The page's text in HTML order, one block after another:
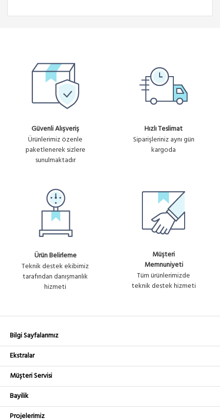
Güvenli Alışveriş
Ürünlerimiz özenle
paketlenerek sizlere
sunulmaktadır
Hızlı Teslimat
Siparişleriniz aynı gün
kargoda
Ürün Belirleme
Teknik destek ekibimiz
tarafından danışmanlık
hizmeti
Müşteri
Memnuniyeti
Tüm ürünlerimizde
teknik destek hizmeti
Bilgi Sayfalarımız
Ekstralar
Müşteri Servisi
Bayilik
Projelerimiz